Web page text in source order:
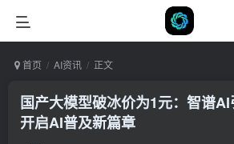
首页 AI资讯 正文
国产大模型破冰价为1元：智谱AI
开启AI普及新篇章